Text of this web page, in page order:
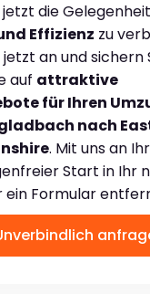
jetzt die
Effizienz zu
jetzt an und sichern
auf attraktive
für Ihren
nach
. Mit uns an
Start in Ihr
ein Formular